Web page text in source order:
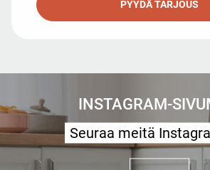
PYYDÄ TARJOUS
INSTAGRAM-
Seuraa meitä